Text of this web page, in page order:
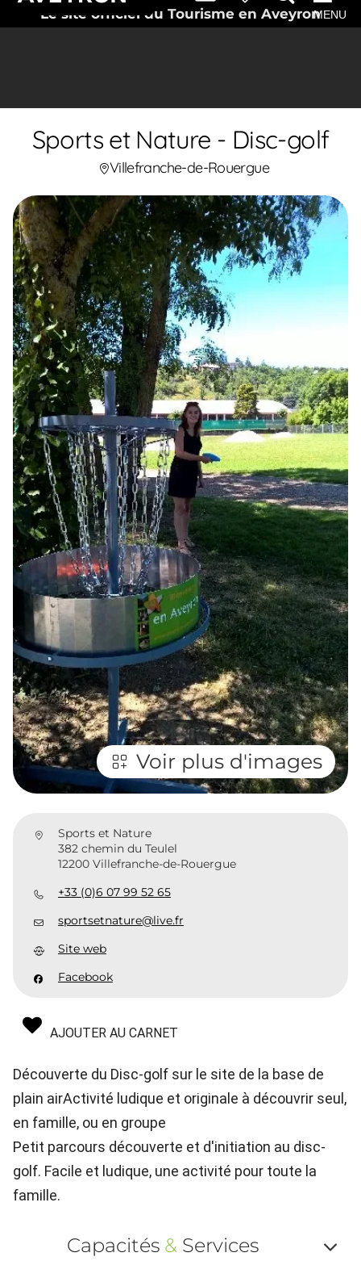
Le site officiel du Tourisme en AveyronMENU
Sports et Nature - Disc-golf
Villefranche-de-Rouergue
Voir plus d'images
Sports et Nature
382 chemin du Teulel
12200 Villefranche-de-Rouergue
+33 (0)6 07 99 52 65
sportsetnature@live.fr
Site web
Facebook
AJOUTER AU CARNET
Découverte du Disc-golf sur le site de la base de
plain airActivité ludique et originale à découvrir seul,
en famille, ou en groupe
Petit parcours découverte et d'initiation au disc-
golf. Facile et ludique, une activité pour toute la
famille.
Capacités & Services